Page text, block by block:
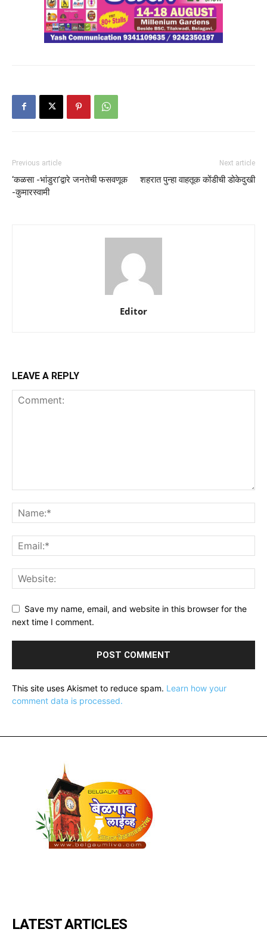
Previous article
‘कळसा -भांडुरा’द्वारे जनतेची फसवणूक
-कुमारस्वामी
Next article
शहरात पुन्हा वाहतूक कोंडीची डोकेदुखी
Editor
LEAVE A REPLY
Save my name, email, and website in this browser for the
next time I comment.
This site uses Akismet to reduce spam. Learn how your
comment data is processed.
LATEST ARTICLES